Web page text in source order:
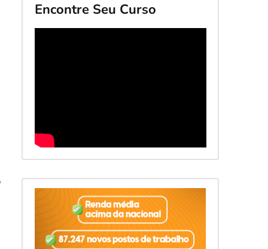
Encontre Seu Curso